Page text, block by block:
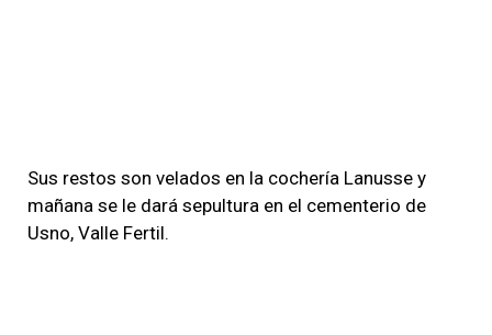
Sus restos son velados en la cochería Lanusse y
mañana se le dará sepultura en el cementerio de
Usno, Valle Fertil.